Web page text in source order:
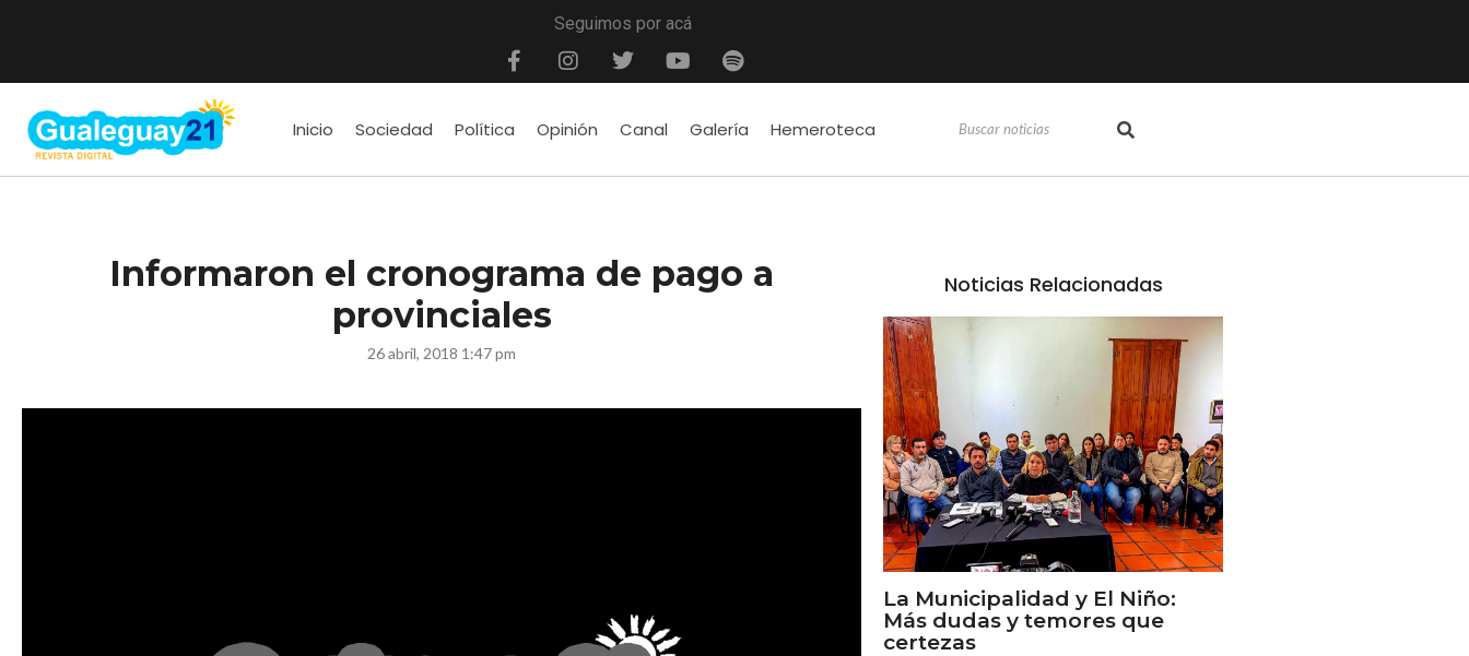
Seguimos por acá
Inicio Sociedad Política Opinión Canal Galería Hemeroteca
Informaron el cronograma de pago a
provinciales
26 abril, 2018 1:47 pm
Noticias Relacionadas
La Municipalidad y El Niño:
Más dudas y temores que
certezas